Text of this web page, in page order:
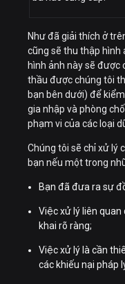
Như đã giải thích ở
cũng sẽ thu thập hình
hình ảnh này sẽ được
thầu được chúng tôi
bạn bên dưới) để
gia nhập và phòng
phạm vi của các loại
Chúng tôi sẽ chỉ xử lý
bạn nếu một trong
Bạn đã đưa ra sự
Việc xử lý liên
khai rõ ràng;
Việc xử lý là cần
các khiếu nại pháp